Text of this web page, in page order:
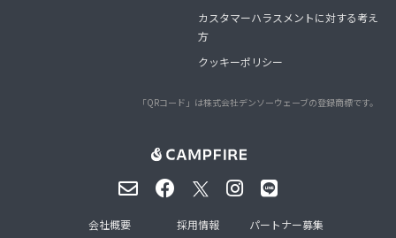
カスタマーハラスメントに対する考え
方
クッキーポリシー
「QRコード」は株式会社デンソーウェーブの登録商標です。
会社概要 採用情報 パートナー募集